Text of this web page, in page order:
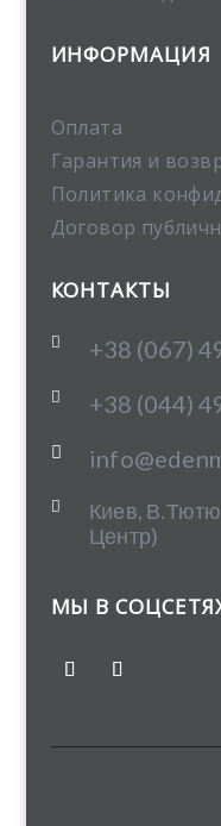
ИНФОРМАЦИЯ
Оплата
Гарантия и
Политика
Договор
КОНТАКТЫ
 +38 (067)
 +38 (044)


Киев,
Центр)
МЫ В